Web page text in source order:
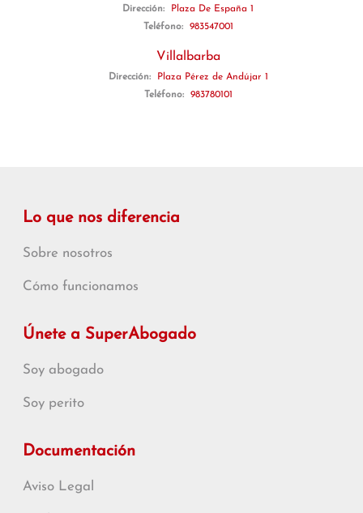
Dirección:
Plaza De España 1
Teléfono:
983547001
Villalbarba
Dirección:
Plaza Pérez de Andújar 1
Teléfono:
983780101
Lo que nos diferencia
Sobre nosotros
Cómo funcionamos
Únete a SuperAbogado
Soy abogado
Soy perito
Documentación
Aviso Legal